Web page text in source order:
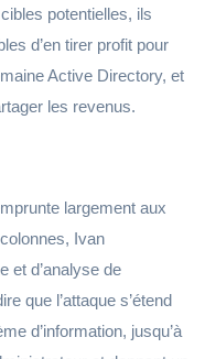
potentielles, ils
d’en tirer profit pour
Active Directory, et
les revenus.
largement aux
Ivan
et d’analyse de
que l’attaque s’étend
d’information, jusqu’à